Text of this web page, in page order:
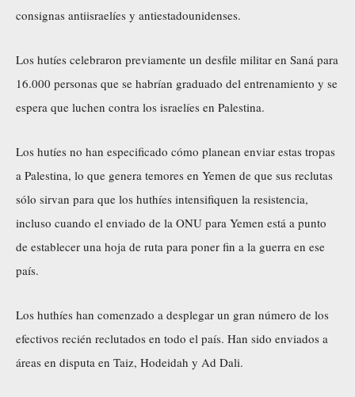
consignas antiisraelíes y antiestadounidenses.
Los hutíes celebraron previamente un desfile militar en Saná para
16.000 personas que se habrían graduado del entrenamiento y se
espera que luchen contra los israelíes en Palestina.
Los hutíes no han especificado cómo planean enviar estas tropas
a Palestina, lo que genera temores en Yemen de que sus reclutas
sólo sirvan para que los huthíes intensifiquen la resistencia,
incluso cuando el enviado de la ONU para Yemen está a punto
de establecer una hoja de ruta para poner fin a la guerra en ese
país.
Los huthíes han comenzado a desplegar un gran número de los
efectivos recién reclutados en todo el país. Han sido enviados a
áreas en disputa en Taiz, Hodeidah y Ad Dali.